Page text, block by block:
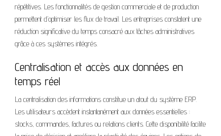
répétitives. Les fonctionnalités de gestion commerciale et de production
permettent d’optimiser les flux de travail. Les entreprises constatent une
réduction significative du temps consacré aux tâches administratives
grâce à ces systèmes intégrés.
Centralisation et accès aux données en
temps réel
La centralisation des informations constitue un atout du système ERP.
Les utilisateurs accèdent instantanément aux données essentielles :
stocks, commandes, factures ou relations clients. Cette disponibilité facilite